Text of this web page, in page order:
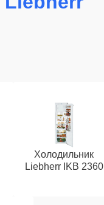
Холодильник
Liebherr IKB 2360